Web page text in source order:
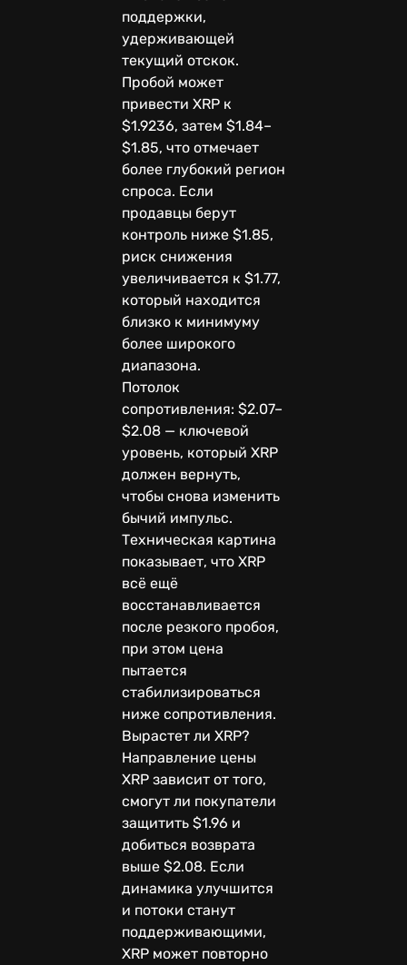
поддержки,
удерживающей
текущий отскок.
Пробой может
привести XRP к
$1.9236, затем $1.84–
$1.85, что отмечает
более глубокий регион
спроса. Если
продавцы берут
контроль ниже $1.85,
риск снижения
увеличивается к $1.77,
который находится
близко к минимуму
более широкого
диапазона.
Потолок
сопротивления: $2.07–
$2.08 — ключевой
уровень, который XRP
должен вернуть,
чтобы снова изменить
бычий импульс.
Техническая картина
показывает, что XRP
всё ещё
восстанавливается
после резкого пробоя,
при этом цена
пытается
стабилизироваться
ниже сопротивления.
Вырастет ли XRP?
Направление цены
XRP зависит от того,
смогут ли покупатели
защитить $1.96 и
добиться возврата
выше $2.08. Если
динамика улучшится
и потоки станут
поддерживающими,
XRP может повторно